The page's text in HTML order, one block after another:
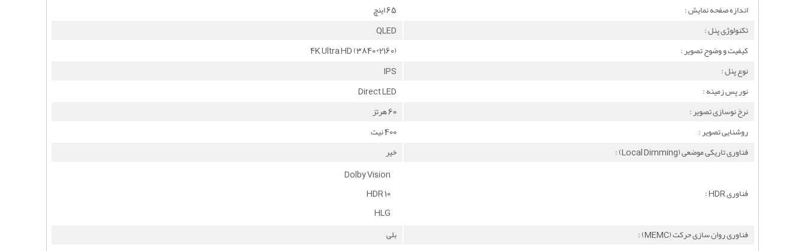
اندازه صفحه نمایش :
65 اینچ
تکنولوژِی پنل :
QLED
کیفیت و وضوح تصویر :
4K Ultra HD (3840*2160)
نوع پنل :
IPS
نور پس زمینه :
Direct LED
نرخ نوسازی تصویر :
60 هرتز
روشنایی تصویر :
400 نیت
فناوری تاریکی موضعی (Local Dimming) :
خیر
فناوری HDR :
Dolby Vision
HDR 10
HLG
فناوری روان سازی حرکت (MEMC) :
بلی